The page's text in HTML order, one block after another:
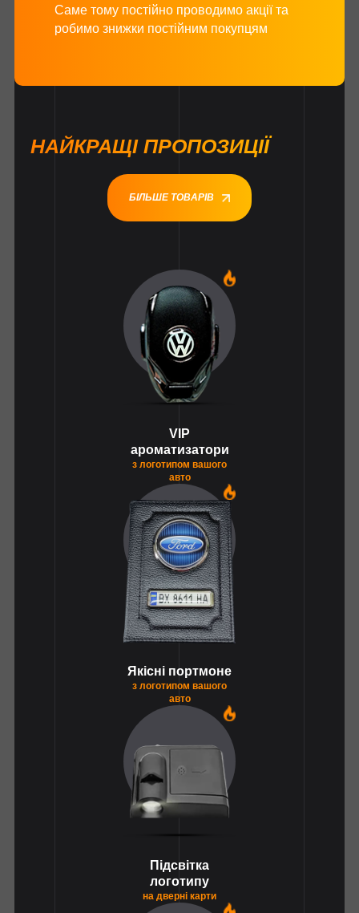
Саме тому постійно проводимо акції та
робимо знижки постійним покупцям
НАЙКРАЩІ ПРОПОЗИЦІЇ
БІЛЬШЕ ТОВАРІВ
VIP
ароматизатори
з логотипом вашого
авто
Якісні портмоне
з логотипом вашого
авто
Підсвітка
логотипу
на дверні карти